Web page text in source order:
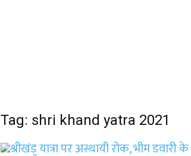
Tag: shri khand yatra 2021